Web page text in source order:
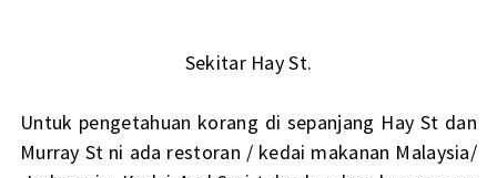
Sekitar Hay St.
Untuk pengetahuan korang di sepanjang Hay St dan
Murray St ni ada restoran / kedai makanan Malaysia/